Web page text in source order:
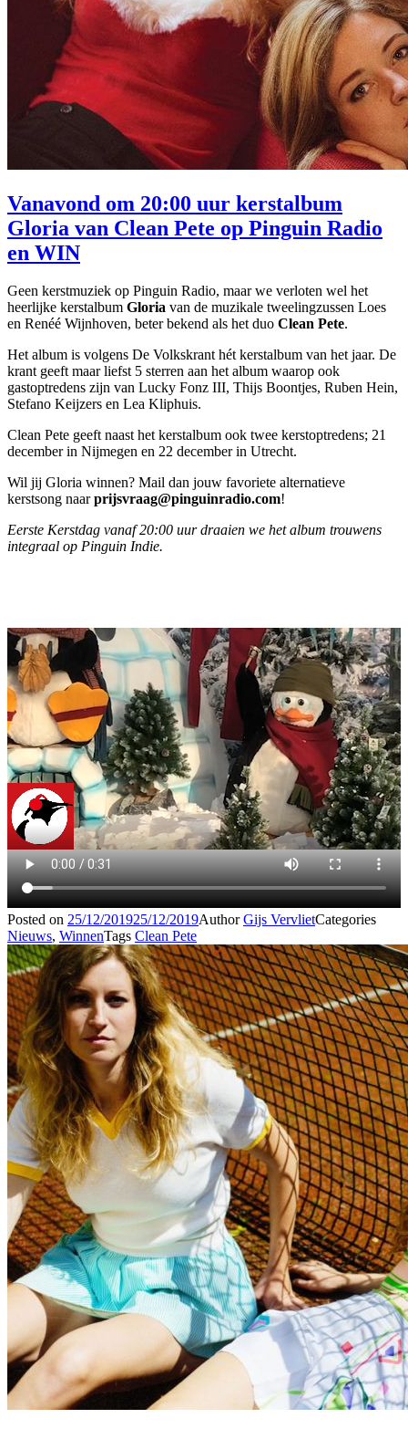
Vanavond om 20:00 uur kerstalbum
Gloria van Clean Pete op Pinguin Radio
en WIN
Geen kerstmuziek op Pinguin Radio, maar we verloten wel het
heerlijke kerstalbum Gloria van de muzikale tweelingzussen Loes
en Renéé Wijnhoven, beter bekend als het duo Clean Pete.
Het album is volgens De Volkskrant hét kerstalbum van het jaar. De
krant geeft maar liefst 5 sterren aan het album waarop ook
gastoptredens zijn van Lucky Fonz III, Thijs Boontjes, Ruben Hein,
Stefano Keijzers en Lea Kliphuis.
Clean Pete geeft naast het kerstalbum ook twee kerstoptredens; 21
december in Nijmegen en 22 december in Utrecht.
Wil jij Gloria winnen? Mail dan jouw favoriete alternatieve
kerstsong naarprijsvraag@pinguinradio.com!
Eerste Kerstdag vanaf 20:00 uur draaien we het album trouwens
integraal op Pinguin Indie.
Posted on 25/12/201925/12/2019AuthorGijs VervlietCategories
Nieuws, WinnenTags Clean Pete